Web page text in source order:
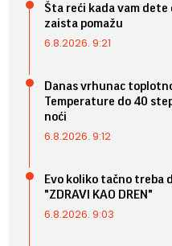
Šta reći kada vam dete
zaista pomažu
6.8.2026. 9:21
Danas vrhunac
Temperature do 40
noći
6.8.2026. 9:12
Evo koliko tačno treba
"ZDRAVI KAO DREN"
6.8.2026. 9:03